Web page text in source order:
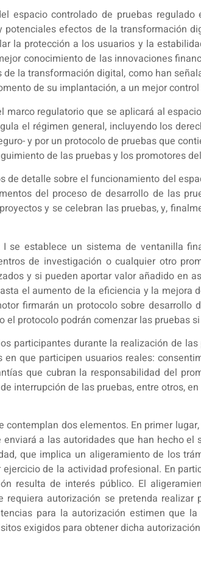
espacio controlado de pruebas
efectos de la transformación
la protección a los usuarios y la
conocimiento de las innovaciones
la transformación digital, como han
de su implantación, a un mejor
regulatorio que se aplicará al
el régimen general, incluyendo los
y por un protocolo de pruebas que
de las pruebas y los promotores
de detalle sobre el funcionamiento del
del proceso de desarrollo de las
y se celebran las pruebas, y,
se establece un sistema de ventanilla
de investigación o cualquier otro
y si pueden aportar valor añadido en
el aumento de la eficiencia y la mejora
firmarán un protocolo sobre
protocolo podrán comenzar las pruebas
participantes durante la realización de
que participen usuarios reales:
que cubran la responsabilidad del
interrupción de las pruebas, entre otros,
contemplan dos elementos. En primer
a las autoridades que han hecho
que implica un aligeramiento de los
de la actividad profesional. En
resulta de interés público. El
autorización se pretenda
para la autorización estimen que
exigidos para obtener dicha